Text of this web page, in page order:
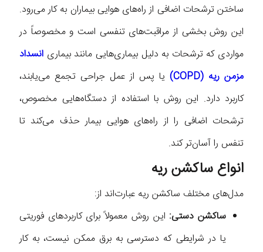
ساختن ترشحات اضافی از راه‌های هوایی بیماران به کار می‌رود.
این روش بخشی از مراقبت‌های تنفسی است و مخصوصاً در
مواردی که ترشحات به دلیل بیماری‌هایی مانند بیماری انسداد
مزمن ریه (COPD)
یا پس از عمل جراحی تجمع می‌یابند،
کاربرد دارد. این روش با استفاده از دستگاه‌هایی مخصوص،
ترشحات اضافی را از راه‌های هوایی بیمار حذف می‌کند تا
تنفس را آسان‌تر کند.
انواع ساکشن ریه
مدل‌های مختلف ساکشن ریه عبارت‌اند از:
ساکشن دستی: این روش معمولاً برای کاربردهای فوریتی
یا در شرایطی که دسترسی به برق ممکن نیست، به کار